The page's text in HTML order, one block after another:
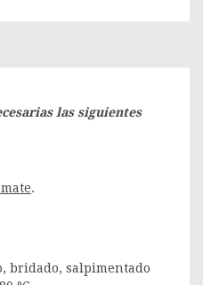
las siguientes
.
bridado, salpimentado